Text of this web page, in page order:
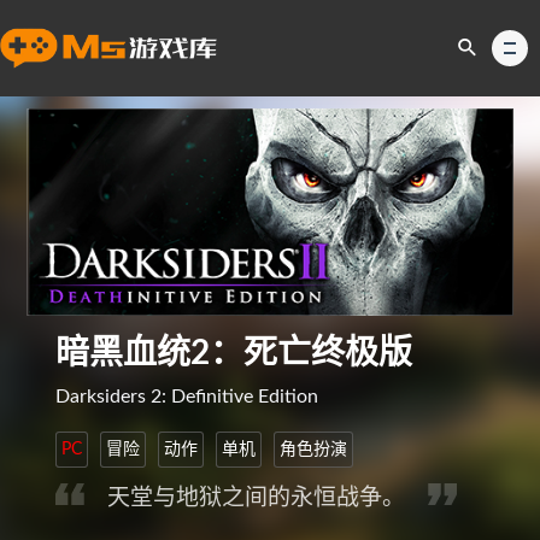
暗黑血统2：死亡终极版
Darksiders 2: Definitive Edition
PC 冒险 动作 单机 角色扮演
天堂与地狱之间的永恒战争。